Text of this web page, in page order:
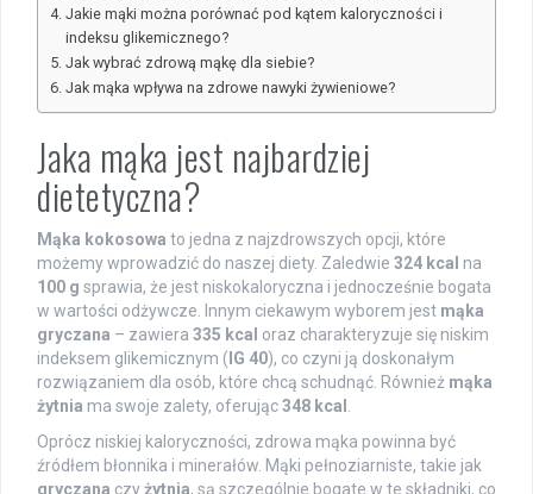
Jakie mąki można porównać pod kątem kaloryczności i
indeksu glikemicznego?
Jak wybrać zdrową mąkę dla siebie?
Jak mąka wpływa na zdrowe nawyki żywieniowe?
Jaka mąka jest najbardziej
dietetyczna?
Mąka kokosowa to jedna z najzdrowszych opcji, które
możemy wprowadzić do naszej diety. Zaledwie 324 kcal na
100 g sprawia, że jest niskokaloryczna i jednocześnie bogata
w wartości odżywcze. Innym ciekawym wyborem jest mąka
gryczana – zawiera 335 kcal oraz charakteryzuje się niskim
indeksem glikemicznym ( IG 40), co czyni ją doskonałym
rozwiązaniem dla osób, które chcą schudnąć. Również mąka
żytnia ma swoje zalety, oferując348 kcal .
Oprócz niskiej kaloryczności, zdrowa mąka powinna być
źródłem błonnika i minerałów. Mąki pełnoziarniste, takie jak
gryczana czyżytnia, są szczególnie bogate w te składniki, co